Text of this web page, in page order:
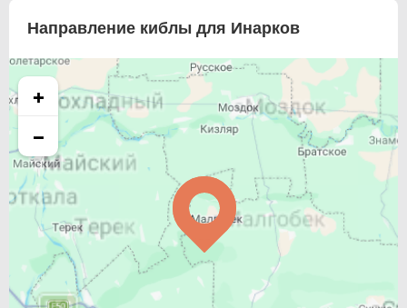
Направление киблы для Инарков
+
−